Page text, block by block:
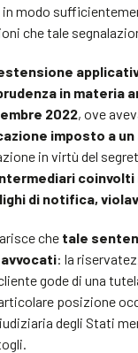
modo
che tale
in materia
2022, ove
imposto a
in virtù del
di notifica,
che tale
: la
gode di una
posizione
degli Stati